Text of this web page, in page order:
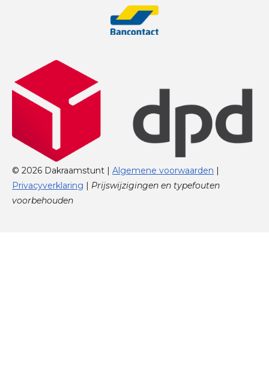
© 2026 Dakraamstunt | Algemene voorwaarden |
Privacyverklaring | Prijswijzigingen en typefouten
voorbehouden